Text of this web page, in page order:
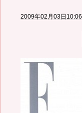
2009年02月03日10:06